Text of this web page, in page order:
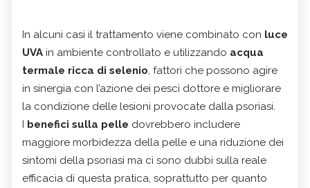
In alcuni casi il trattamento viene combinato con luce
UVA in ambiente controllato e utilizzando acqua
termale ricca di selenio, fattori che possono agire
in sinergia con l’azione dei pesci dottore e migliorare
la condizione delle lesioni provocate dalla psoriasi.
I benefici sulla pelle dovrebbero includere
maggiore morbidezza della pelle e una riduzione dei
sintomi della psoriasi ma ci sono dubbi sulla reale
efficacia di questa pratica, soprattutto per quanto